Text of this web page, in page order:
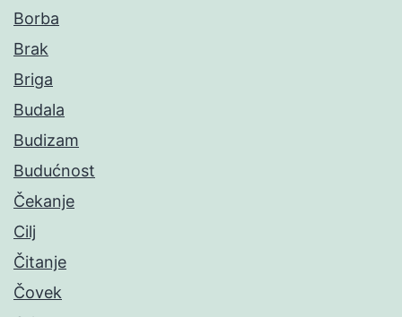
Borba
Brak
Briga
Budala
Budizam
Budućnost
Čekanje
Cilj
Čitanje
Čovek